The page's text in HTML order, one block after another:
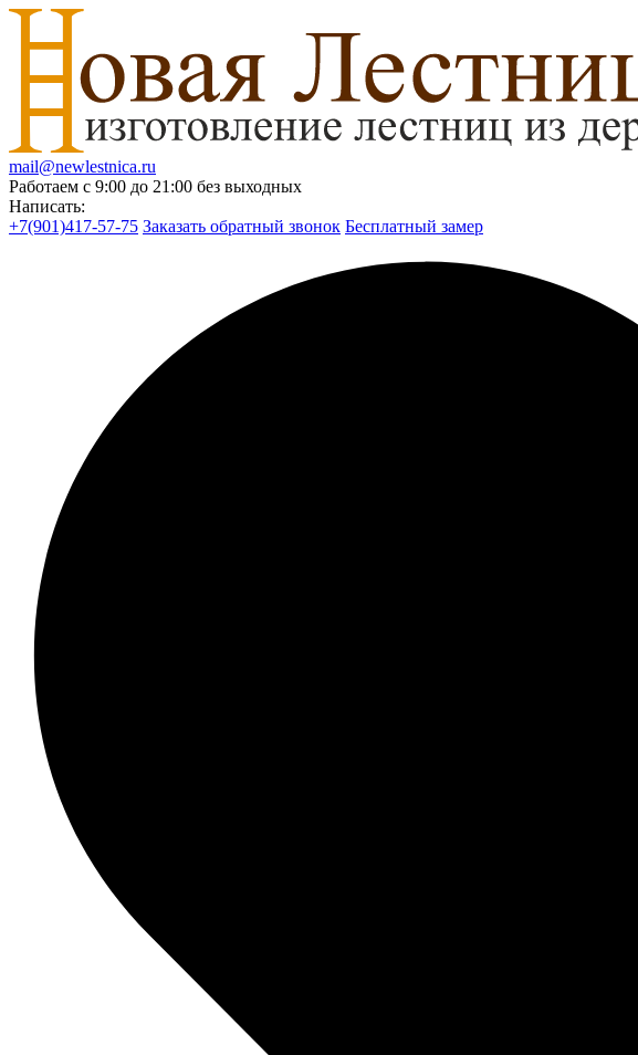
mail@newlestnica.ru
Работаем с 9:00 до 21:00 без выходных
Написать:
+7(901)417-57-75 Заказать обратный звонок Бесплатный замер